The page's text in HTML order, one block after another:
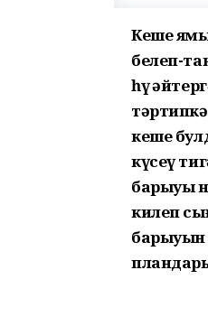
Кеше
белеп-
һүҙ
кеше
күсеү
барыуы
килеп
барыуын